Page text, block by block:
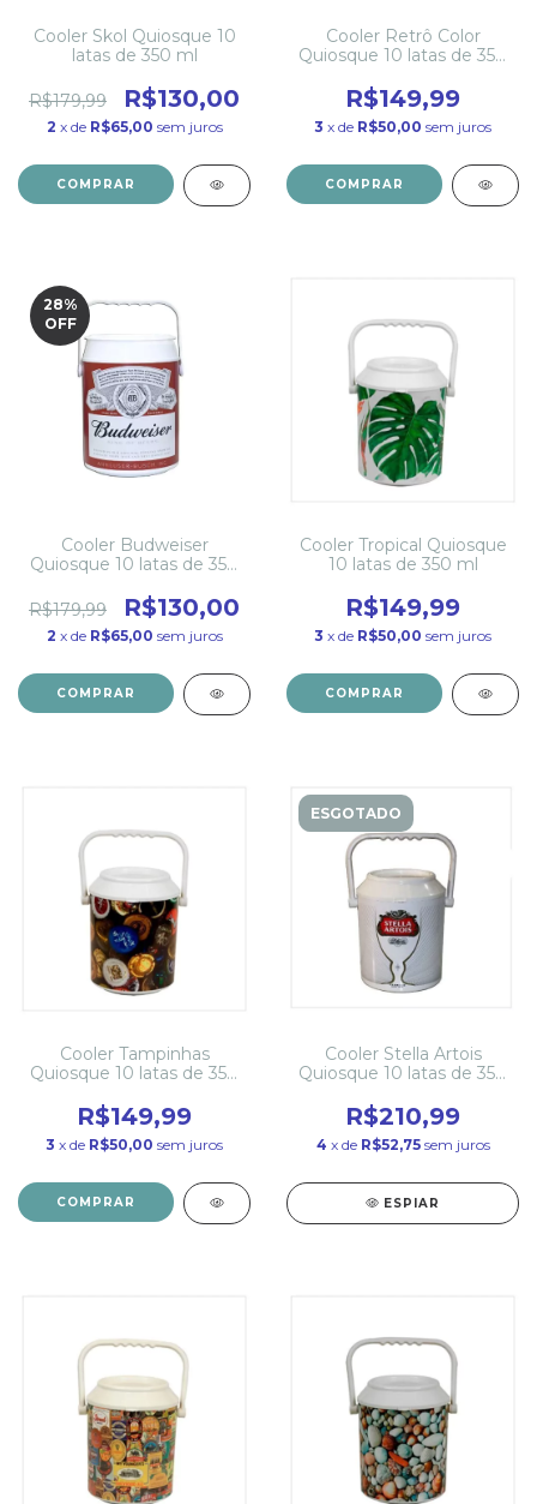
Cooler Skol Quiosque 10
latas de 350 ml
R$179,99 R$130,00
2 x de R$65,00 sem juros
Cooler Retrô Color
Quiosque 10 latas de 350
R$149,99
3 x de R$50,00 sem juros
28%
OFF
Cooler Budweiser
Quiosque 10 latas de 350
R$179,99
R$130,00
2 x de R$65,00 sem juros
Cooler Tropical Quiosque
10 latas de 350 ml
R$149,99
3 x de R$50,00 sem juros
Cooler Tampinhas
Quiosque 10 latas de 350
R$149,99
3 x de R$50,00 sem juros
ESGOTADO
Cooler Stella Artois
Quiosque 10 latas de 350
R$210,99
4 x de R$52,75 sem juros
ESPIAR